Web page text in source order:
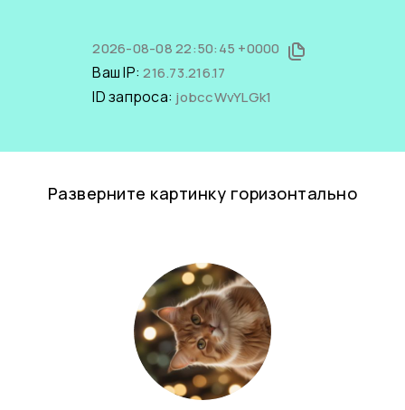
2026-08-08 22:50:45 +0000
Ваш IP:216.73.216.17
ID запроса: jobccWvYLGk1
Разверните картинку горизонтально